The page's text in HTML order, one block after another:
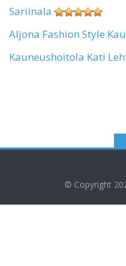
Sariinala
Aljona Fashion Style
Kauneushoitola Kati
© Copyright